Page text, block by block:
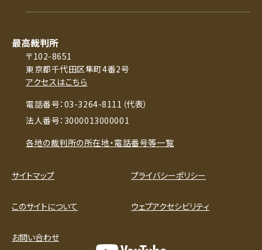
最高裁判所
〒102-8651
東京都千代田区隼町4番2号
アクセスはこちら
電話番号：03-3264-8111（代表）
法人番号：3000013000001
各地の裁判所の所在地・電話番号等一覧
サイトマップ プライバシーポリシー
このサイトについて ウェブアクセシビリティ
お問い合わせ